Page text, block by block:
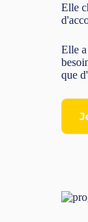
Elle
Elle
que